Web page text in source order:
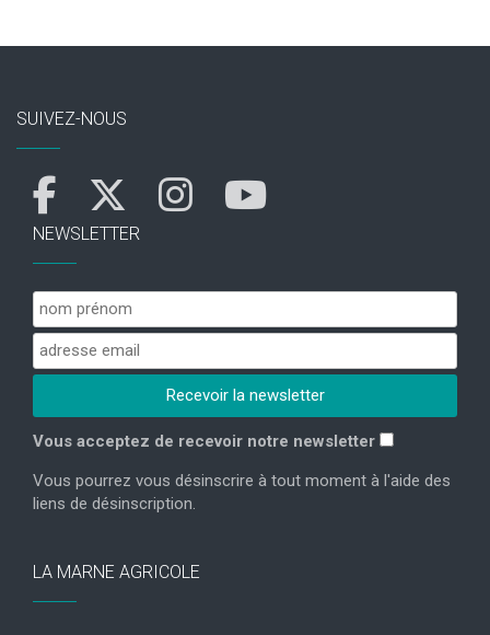
SUIVEZ-NOUS
NEWSLETTER
Vous acceptez de recevoir notre newsletter
Vous pourrez vous désinscrire à tout moment à l'aide des
liens de désinscription.
LA MARNE AGRICOLE